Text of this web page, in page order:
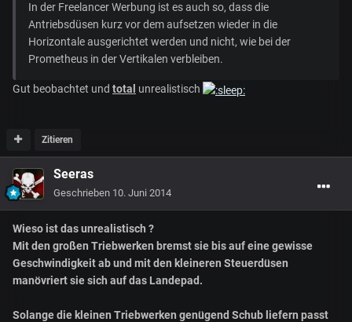
In der Freelancer Werbung ist es auch so, dass die
Antriebsdüsen kurz vor dem aufsetzen wieder in die
Horizontale ausgerichtet werden und nicht, wie bei der
Prometheus in der Vertikalen verbleiben.
Gut beobachtet und total unrealistisch
Zitieren
Seeras
Geschrieben 10. Juni 2014
Wieso ist das unrealistisch ?
Mit den großen Triebwerken bremst sie bis auf eine gewisse
Geschwindigkeit ab und mit den kleineren Steuerdüsen
manövriert sie sich auf das Landepad.
Solange die kleinen Triebwerken genügend Schub liefern passt